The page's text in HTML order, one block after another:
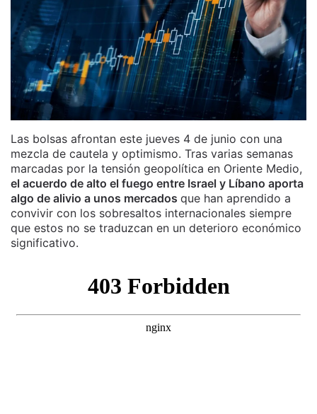
Las bolsas afrontan este jueves 4 de junio con una
mezcla de cautela y optimismo. Tras varias semanas
marcadas por la tensión geopolítica en Oriente Medio,
el acuerdo de alto el fuego entre Israel y Líbano aporta
algo de alivio a unos mercados que han aprendido a
convivir con los sobresaltos internacionales siempre
que estos no se traduzcan en un deterioro económico
significativo.